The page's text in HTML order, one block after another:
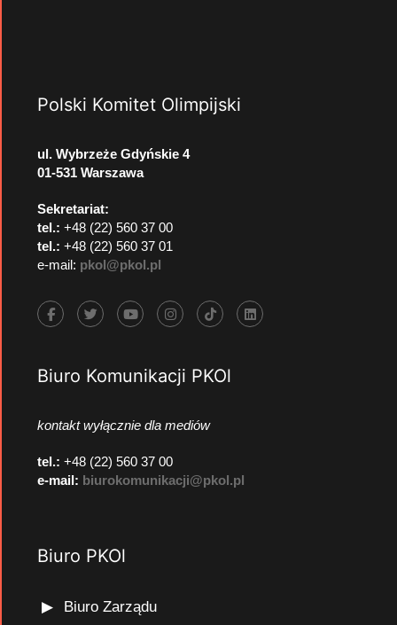
Polski Komitet Olimpijski
ul. Wybrzeże Gdyńskie 4
01-531 Warszawa
Sekretariat:
tel.: +48 (22) 560 37 00
tel.: +48 (22) 560 37 01
e-mail: pkol@pkol.pl
Biuro Komunikacji PKOl
kontakt wyłącznie dla mediów
tel.: +48 (22) 560 37 00
e-mail: biurokomunikacji@pkol.pl
Biuro PKOl
Biuro Zarządu